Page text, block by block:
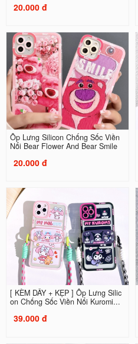
20.000 đ
Ốp Lưng Silicon Chống Sốc Viền
Nổi Bear Flower And Bear Smile
20.000 đ
[ KÈM DÂY + KẸP ] Ốp Lưng Silic
on Chống Sốc Viền Nổi Kuromi...
39.000 đ